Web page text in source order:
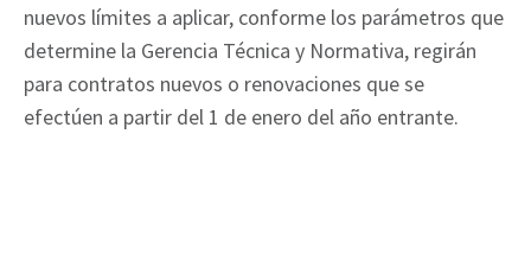
nuevos límites a aplicar, conforme los parámetros que
determine la Gerencia Técnica y Normativa, regirán
para contratos nuevos o renovaciones que se
efectúen a partir del 1 de enero del año entrante.